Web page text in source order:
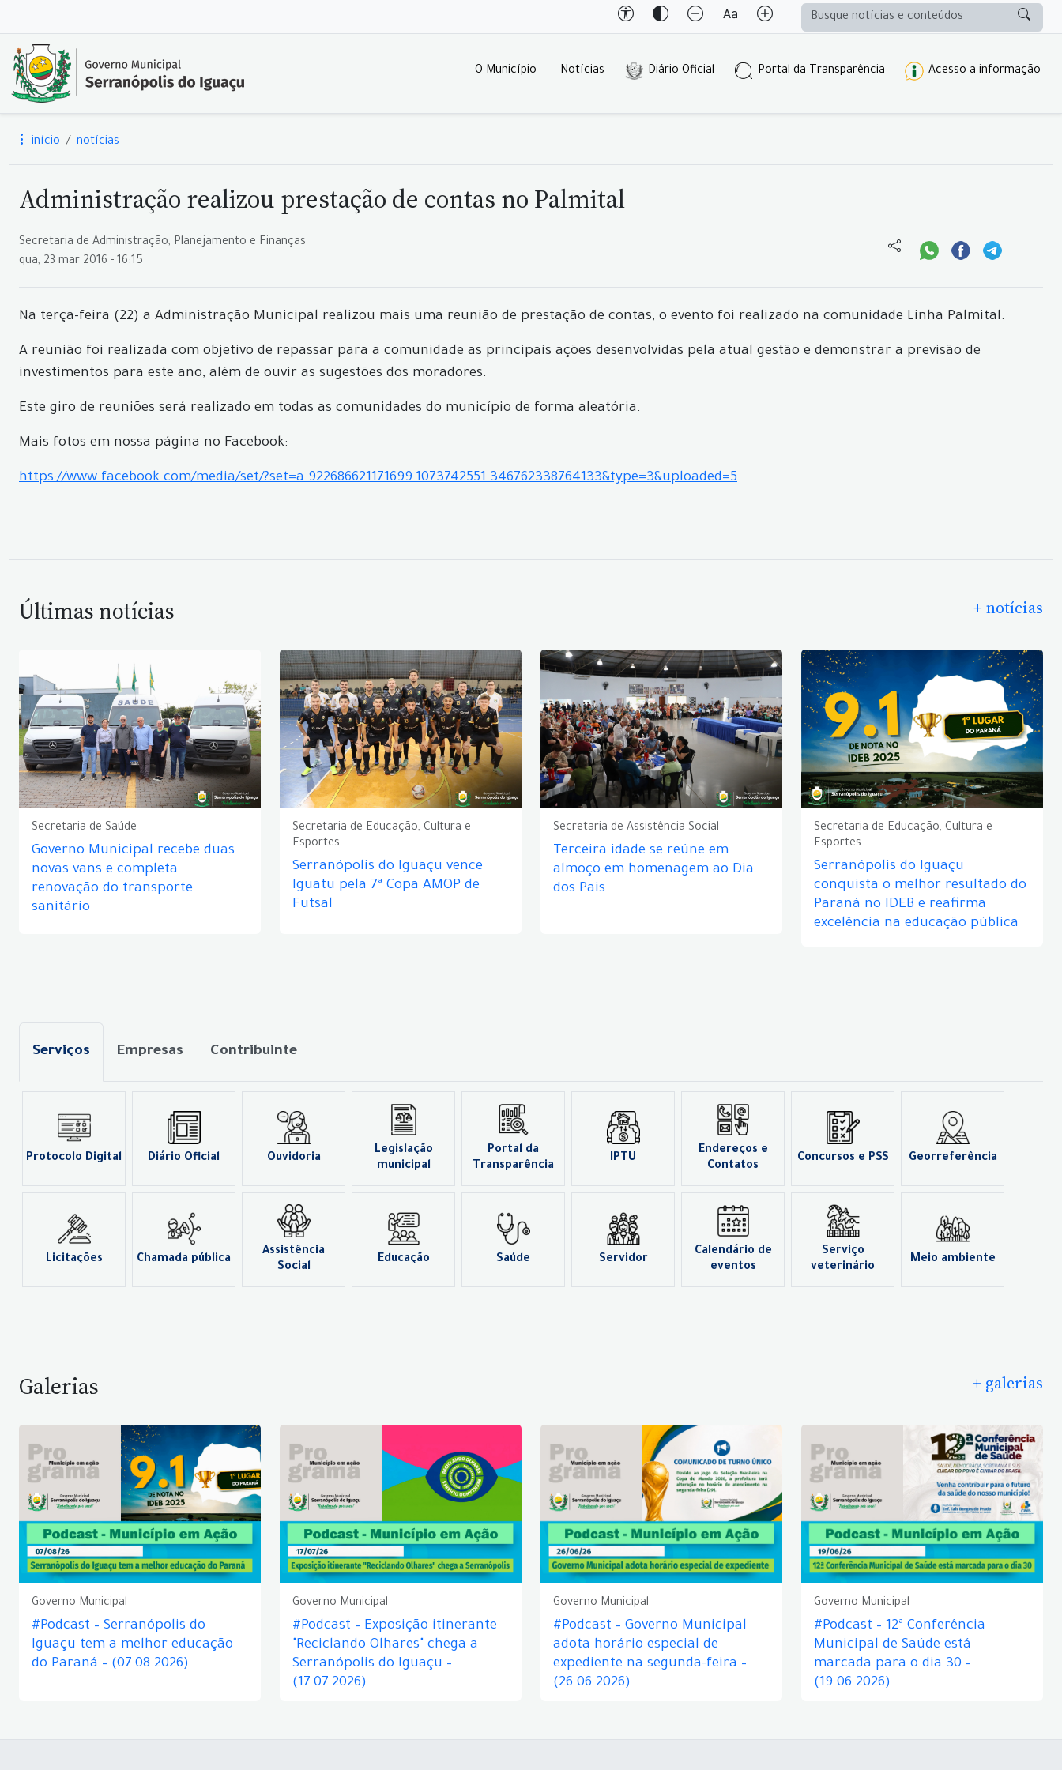
O Município Notícias Diário Oficial Portal da Transparência Acesso a informação
início notícias
Administração realizou prestação de contas no Palmital
Secretaria de Administração, Planejamento e Finanças
qua, 23 mar 2016 - 16:15
Na terça-feira (22) a Administração Municipal realizou mais uma reunião de prestação de contas, o evento foi realizado na comunidade Linha Palmital.
A reunião foi realizada com objetivo de repassar para a comunidade as principais ações desenvolvidas pela atual gestão e demonstrar a previsão de
investimentos para este ano, além de ouvir as sugestões dos moradores.
Este giro de reuniões será realizado em todas as comunidades do município de forma aleatória.
Mais fotos em nossa página no Facebook:
https://www.facebook.com/media/set/?set=a.922686621171699.1073742551.346762338764133&type=3&uploaded=5
Últimas notícias + notícias
Secretaria de Saúde
Governo Municipal recebe duas
novas vans e completa
renovação do transporte
sanitário
Secretaria de Educação, Cultura e
Esportes
Serranópolis do Iguaçu vence
Iguatu pela 7ª Copa AMOP de
Futsal
Secretaria de Assistência Social
Terceira idade se reúne em
almoço em homenagem ao Dia
dos Pais
Secretaria de Educação, Cultura e
Esportes
Serranópolis do Iguaçu
conquista o melhor resultado do
Paraná no IDEB e reafirma
excelência na educação pública
Serviços Empresas Contribuinte
Protocolo Digital Diário Oficial Ouvidoria
Legislação
municipal
Portal da
Transparência
IPTU
Endereços e
Contatos
Concursos e PSS Georreferência
Licitações Chamada pública
Assistência
Social
Educação Saúde Servidor
Calendário de
eventos
Serviço
veterinário
Meio ambiente
Galerias + galerias
Governo Municipal
#Podcast – Serranópolis do
Iguaçu tem a melhor educação
do Paraná – (07.08.2026)
Governo Municipal
#Podcast – Exposição itinerante
"Reciclando Olhares" chega a
Serranópolis do Iguaçu –
(17.07.2026)
Governo Municipal
#Podcast – Governo Municipal
adota horário especial de
expediente na segunda-feira –
(26.06.2026)
Governo Municipal
#Podcast – 12ª Conferência
Municipal de Saúde está
marcada para o dia 30 –
(19.06.2026)